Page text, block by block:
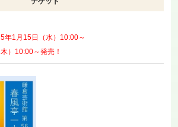
1月15日（水）10:00～
）10:00～発売！